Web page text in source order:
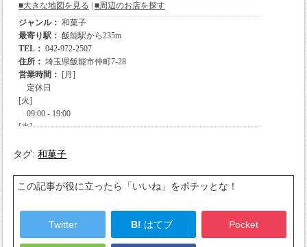
タグ:和菓子
この記事が役に立ったら「いいね」をポチッとな！
Twitter B! はてブ Pocket